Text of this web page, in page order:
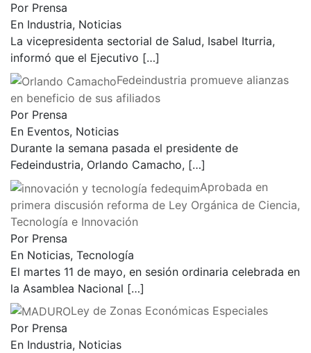
Por Prensa
En Industria, Noticias
La vicepresidenta sectorial de Salud, Isabel Iturria,
informó que el Ejecutivo […]
Fedeindustria promueve alianzas
en beneficio de sus afiliados
Por Prensa
En Eventos, Noticias
Durante la semana pasada el presidente de
Fedeindustria, Orlando Camacho, […]
Aprobada en
primera discusión reforma de Ley Orgánica de Ciencia,
Tecnología e Innovación
Por Prensa
En Noticias, Tecnología
El martes 11 de mayo, en sesión ordinaria celebrada en
la Asamblea Nacional […]
Ley de Zonas Económicas Especiales
Por Prensa
En Industria, Noticias